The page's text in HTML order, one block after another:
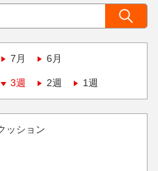
7月 6月
3週 2週 1週
ッション